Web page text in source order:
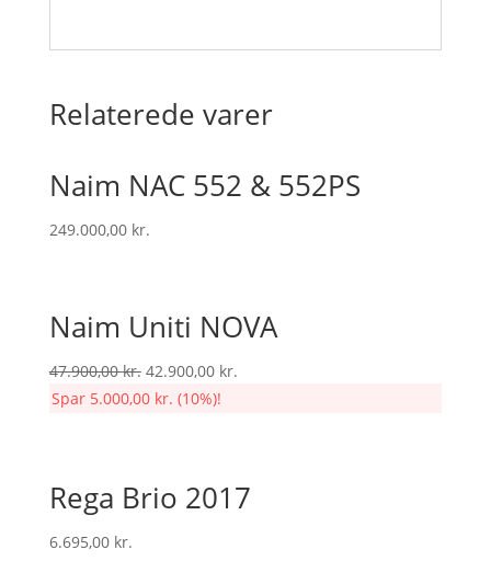
Relaterede varer
Naim NAC 552 & 552PS
249.000,00 kr.
Naim Uniti NOVA
47.900,00kr. Original
price
42.900,00 kr.Current
Spar 5.000,00 kr. (10%)!
Rega Brio 2017
6.695,00 kr.